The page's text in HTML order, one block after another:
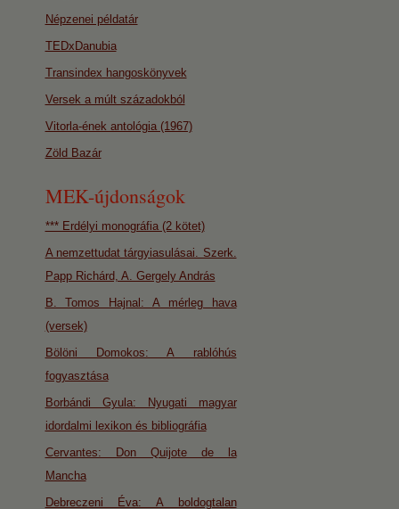
Népzenei példatár
TEDxDanubia
Transindex hangoskönyvek
Versek a múlt századokból
Vitorla-ének antológia (1967)
Zöld Bazár
MEK-újdonságok
*** Erdélyi monográfia (2 kötet)
A nemzettudat tárgyiasulásai. Szerk.
Papp Richárd, A. Gergely András
B. Tomos Hajnal: A mérleg hava
(versek)
Bölöni Domokos: A rablóhús
fogyasztása
Borbándi Gyula: Nyugati magyar
idordalmi lexikon és bibliográfia
Cervantes: Don Quijote de la
Mancha
Debreczeni Éva: A boldogtalan